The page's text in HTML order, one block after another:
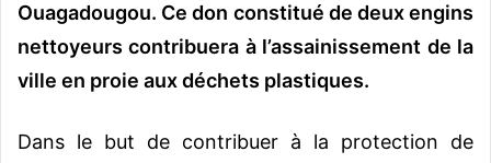
Ouagadougou. Ce don constitué de deux engins
nettoyeurs contribuera à l’assainissement de la
ville en proie aux déchets plastiques.
Dans le but de contribuer à la protection de